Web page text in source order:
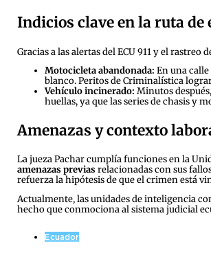
Indicios clave en la ruta de
Gracias a las alertas del ECU 911 y el
Motocicleta abandonada: En una
blanco. Peritos de Criminalística
Vehículo incinerado: Minutos
huellas, ya que las series de chasis y
Amenazas y contexto
La jueza Pachar cumplía funciones en la
amenazas previasrelacionadas con sus
refuerza la hipótesis de que el crimen está
Actualmente, las unidades de inteligencia
hecho que conmociona al sistema judicial
Ecuador